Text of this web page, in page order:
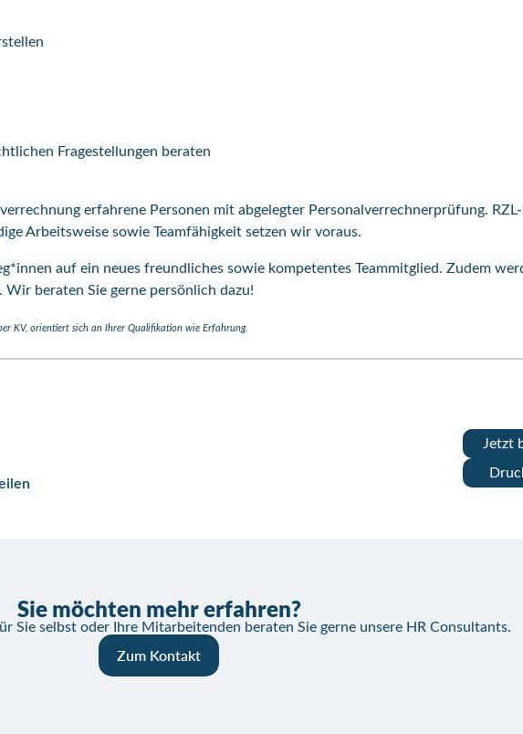
Fragestellungen beraten
erfahrene Personen mit abgelegter Personalverrechnerprüfung.
Arbeitsweise sowie Teamfähigkeit setzen wir voraus.
auf ein neues freundliches sowie kompetentes Teammitglied. Zudem
Wir beraten Sie gerne persönlich dazu!
KV, orientiert sich an Ihrer Qualifikation wie Erfahrung.
Jetzt
Sie möchten mehr erfahren?
Sie selbst oder Ihre Mitarbeitenden beraten Sie gerne unsere HR Consultants.
Zum Kontakt